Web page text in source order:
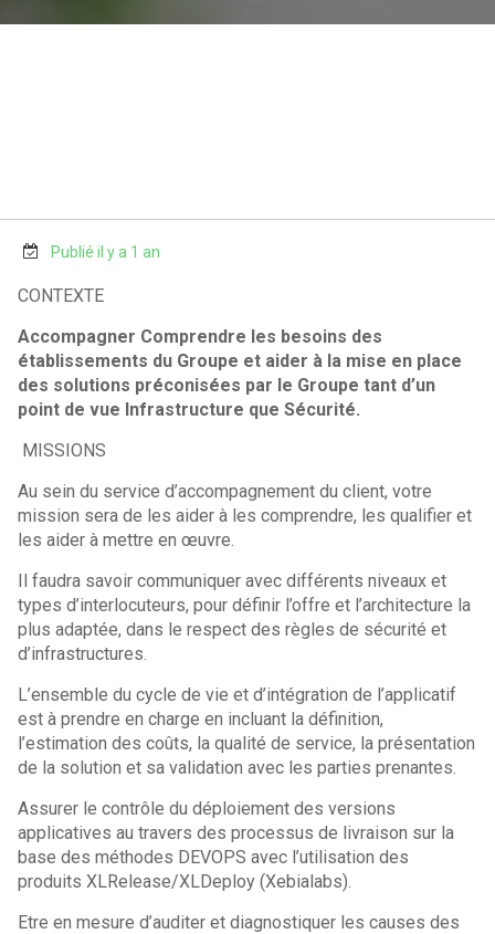
Publié il y a 1 an
CONTEXTE
Accompagner Comprendre les besoins des
établissements du Groupe et aider à la mise en place
des solutions préconisées par le Groupe tant d’un
point de vue Infrastructure que Sécurité.
MISSIONS
Au sein du service d’accompagnement du client, votre
mission sera de les aider à les comprendre, les qualifier et
les aider à mettre en œuvre.
Il faudra savoir communiquer avec différents niveaux et
types d’interlocuteurs, pour définir l’offre et l’architecture la
plus adaptée, dans le respect des règles de sécurité et
d’infrastructures.
L’ensemble du cycle de vie et d’intégration de l’applicatif
est à prendre en charge en incluant la définition,
l’estimation des coûts, la qualité de service, la présentation
de la solution et sa validation avec les parties prenantes.
Assurer le contrôle du déploiement des versions
applicatives au travers des processus de livraison sur la
base des méthodes DEVOPS avec l’utilisation des
produits XLRelease/XLDeploy (Xebialabs).
Etre en mesure d’auditer et diagnostiquer les causes des